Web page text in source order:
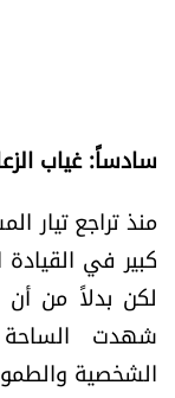
سادساً: غياب
منذ تراجع تيار
كبير في
لكن بدلاً من أن
شهدت الساحة
الشخصية